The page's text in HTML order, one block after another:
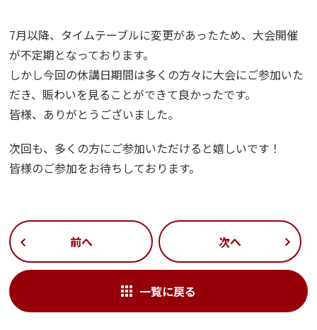
7月以降、タイムテーブルに変更があったため、大会開催
が不定期となっております。
しかし今回の休講日期間は多くの方々に大会にご参加いた
だき、賑わいを見ることができて良かったです。
皆様、ありがとうございました。
次回も、多くの方にご参加いただけると嬉しいです！
皆様のご参加をお待ちしております。
前へ
一覧に戻る
次へ